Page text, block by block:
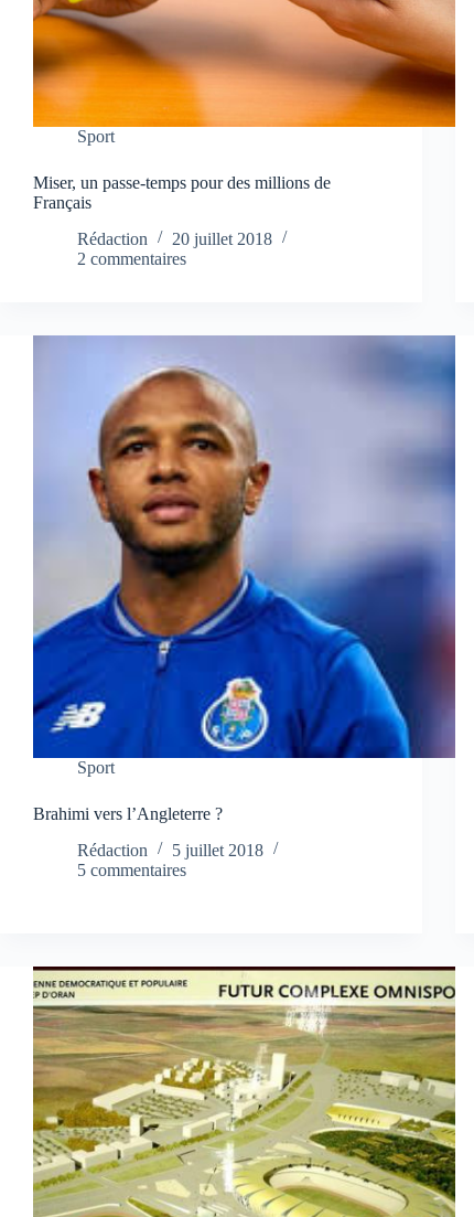
Sport
Miser, un passe-temps pour des millions de
Français
Rédaction
20 juillet 2018
2 commentaires
Sport
Brahimi vers l’Angleterre ?
Rédaction
5 juillet 2018
5 commentaires